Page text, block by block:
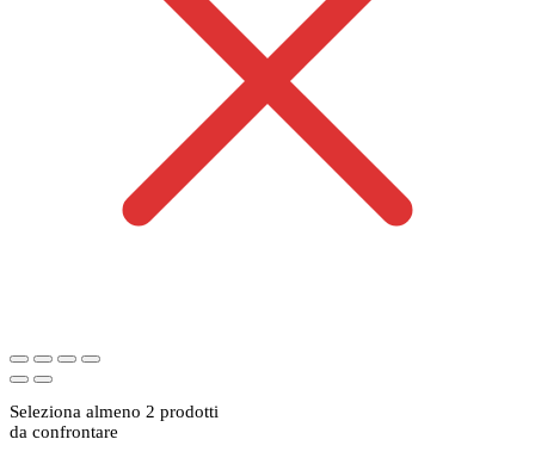
Seleziona almeno 2 prodotti
da confrontare